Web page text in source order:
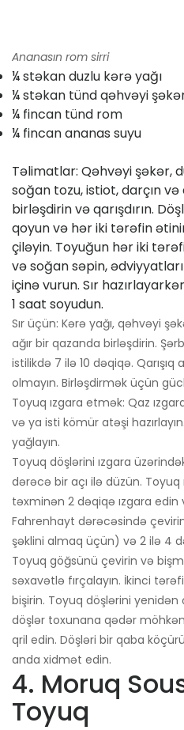
Ananasın rom sirri
¼ stəkan duzlu kərə yağı
¼ stəkan tünd qəhvəyi
¼ fincan tünd rom
¼ fincan ananas suyu
Təlimatlar: Qəhvəyi şəkər,
soğan tozu, istiot, darçın
birləşdirin və qarışdırın.
qoyun və hər iki tərəfin
çiləyin. Toyuğun hər iki
və soğan səpin,
içinə vurun. Sır
1 saat soyudun.
Sır üçün: Kərə yağı, qəhvəyi
ağır bir qazanda birləşdirin.
istilikdə 7 ilə 10 dəqiqə.
olmayın. Birləşdirmək üçün
Toyuq ızgara etmək: Qaz
və ya isti kömür atəşi
yağlayın.
Toyuq döşlərini ızgara
dərəcə bir açı ilə düzün.
təxminən 2 dəqiqə ızgara
Fahrenhayt dərəcəsində çevirin
şəklini almaq üçün) və 2 ilə 4
Toyuq göğsünü çevirin və
səxavətlə fırçalayın. İkinci
bişirin. Toyuq döşlərini yenidən
döşlər toxunana qədər
qril edin. Döşləri bir qaba
anda xidmət edin.
4. Moruq
Toyuq